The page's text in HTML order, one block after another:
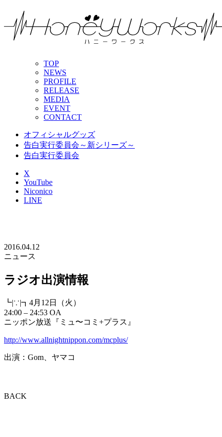
TOP
NEWS
PROFILE
RELEASE
MEDIA
EVENT
CONTACT
オフィシャルグッズ
告白実行委員会～新シリーズ～
告白実行委員会
X
YouTube
Niconico
LINE
2016.04.12
ニュース
ラジオ出演情報
┗|∵|┓4月12日（火）
24:00 – 24:53 OA
ニッポン放送『ミュ〜コミ+プラス』
http://www.allnightnippon.com/mcplus/
出演：Gom、ヤマコ
BACK